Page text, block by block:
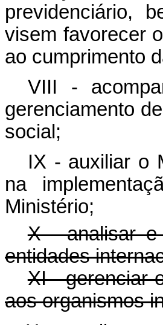
previdenciário,
visem favorecer
ao cumprimento
VIII -
gerenciamento
social;
IX - auxiliar o
na
Ministério;
X - analisar e
entidades
XI - gerenciar
aos organismos